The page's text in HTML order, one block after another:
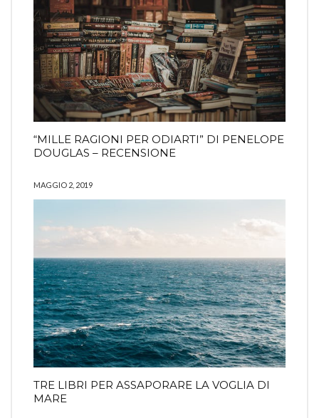
“MILLE RAGIONI PER ODIARTI” DI PENELOPE
DOUGLAS – RECENSIONE
MAGGIO 2, 2019
TRE LIBRI PER ASSAPORARE LA VOGLIA DI
MARE